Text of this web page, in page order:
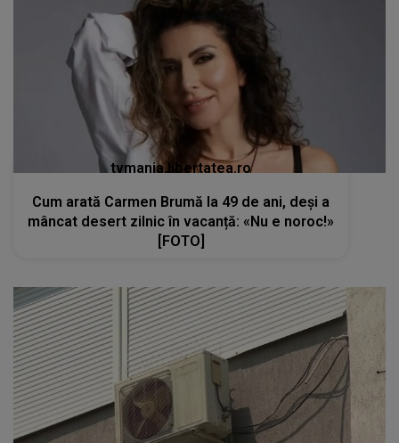
tvmania.libertatea.ro
Cum arată Carmen Brumă la 49 de ani, deși a
mâncat desert zilnic în vacanță: «Nu e noroc!»
[FOTO]